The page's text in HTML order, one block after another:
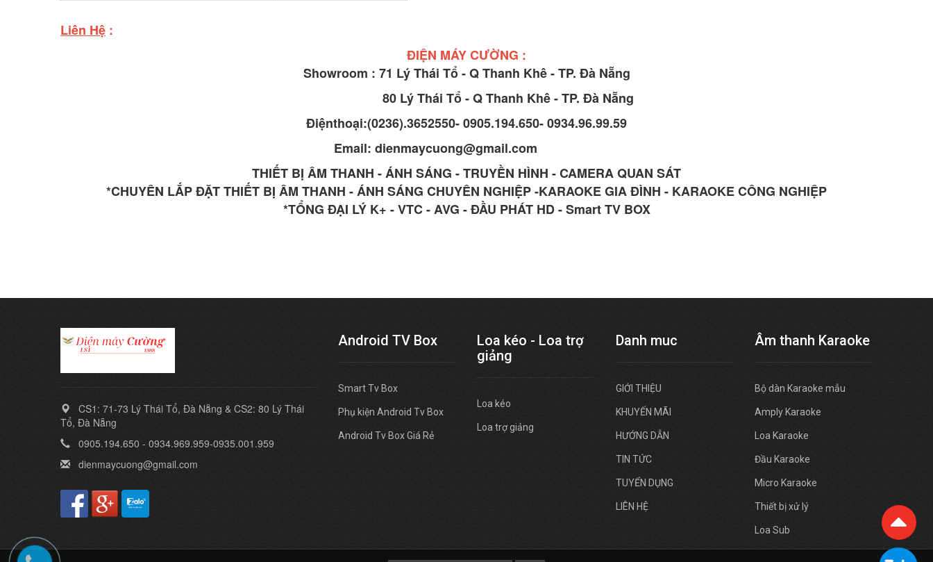
Liên Hệ :
ĐIỆN MÁY CƯỜNG :
Showroom : 71 Lý Thái Tổ - Q Thanh Khê - TP. Đà Nẵng
80 Lý Thái Tổ - Q Thanh Khê - TP. Đà Nẵng
Điệnthoại:(0236).3652550- 0905.194.650- 0934.96.99.59
Email: dienmaycuong@gmail.com
THIẾT BỊ ÂM THANH - ÁNH SÁNG - TRUYỀN HÌNH - CAMERA QUAN SÁT
*CHUYÊN LẮP ĐẶT THIẾT BỊ ÂM THANH - ÁNH SÁNG CHUYÊN NGHIỆP -KARAOKE GIA ĐÌNH - KARAOKE CÔNG NGHIỆP
*TỔNG ĐẠI LÝ K+ - VTC - AVG - ĐẦU PHÁT HD - Smart TV BOX
CS1: 71-73 Lý Thái Tổ, Đà Nẵng & CS2: 80 Lý Thái
Tổ, Đà Nẵng
0905.194.650 - 0934.969.959-0935.001.959
dienmaycuong@gmail.com
Android TV Box
Smart Tv Box
Phụ kiện Android Tv Box
Android Tv Box Giá Rẻ
Loa kéo - Loa trợ
giảng
Loa kéo
Loa trợ giảng
Danh muc
GIỚI THIỆU
KHUYẾN MÃI
HƯỚNG DẪN
TIN TỨC
TUYỂN DỤNG
LIÊN HỆ
Âm thanh Karaoke
Bộ dàn Karaoke mẫu
Amply Karaoke
Loa Karaoke
Đầu Karaoke
Micro Karaoke
Thiết bị xử lý
Loa Sub